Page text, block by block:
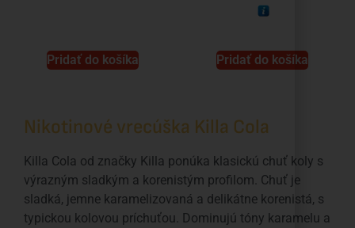
Pridať do košíka Pridať do košíka
Nikotinové vrecúška Killa Cola
Killa Cola od značky Killa ponúka klasickú chuť koly s
výrazným sladkým a korenistým profilom. Chuť je
sladká, jemne karamelizovaná a delikátne korenistá, s
typickou kolovou príchuťou. Dominujú tóny karamelu a